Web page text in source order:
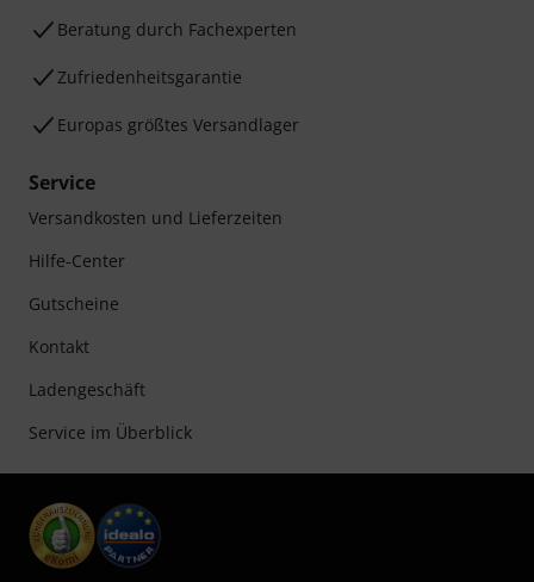
Beratung durch Fachexperten
Zufriedenheitsgarantie
Europas größtes Versandlager
Service
Versandkosten und Lieferzeiten
Hilfe-Center
Gutscheine
Kontakt
Ladengeschäft
Service im Überblick